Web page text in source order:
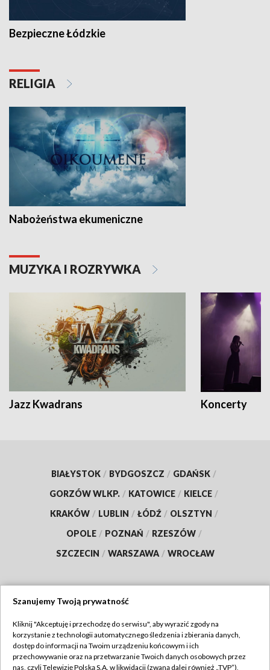
Bezpieczne Łódzkie
RELIGIA
Nabożeństwa ekumeniczne
MUZYKA I ROZRYWKA
Jazz Kwadrans Koncerty
BIAŁYSTOK / BYDGOSZCZ / GDAŃSK /
GORZÓW WLKP. / KATOWICE / KIELCE /
KRAKÓW / LUBLIN / ŁÓDŹ / OLSZTYN /
OPOLE / POZNAŃ / RZESZÓW /
SZCZECIN / WARSZAWA / WROCŁAW
TVP
Abonament TVP
Regulamin TVP
Szanujemy Twoją prywatność
Kliknij "Akceptuję i przechodzę do serwisu", aby wyrazić zgody na
korzystanie z technologii automatycznego śledzenia i zbierania danych,
dostęp do informacji na Twoim urządzeniu końcowym i ich
przechowywanie oraz na przetwarzanie Twoich danych osobowych przez
nas, czyli Telewizję Polską S.A. w likwidacji (zwaną dalej również „TVP”),